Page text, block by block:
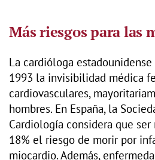
Más riesgos para las
La cardióloga
1993 la invisibilidad médica
cardiovasculares,
hombres. En España, la
Cardiología considera que
18% el riesgo de morir por
miocardio. Además,